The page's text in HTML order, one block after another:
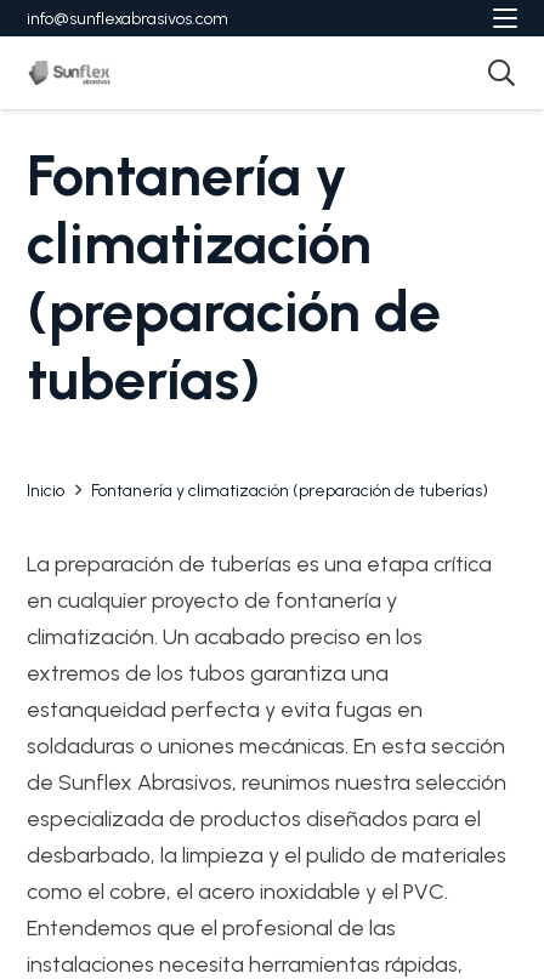
info@sunflexabrasivos.com
Fontanería y
climatización
(preparación de
tuberías)
Inicio Fontanería y climatización (preparación de tuberías)
La preparación de tuberías es una etapa crítica
en cualquier proyecto de fontanería y
climatización. Un acabado preciso en los
extremos de los tubos garantiza una
estanqueidad perfecta y evita fugas en
soldaduras o uniones mecánicas. En esta sección
de Sunflex Abrasivos, reunimos nuestra selección
especializada de productos diseñados para el
desbarbado, la limpieza y el pulido de materiales
como el cobre, el acero inoxidable y el PVC.
Entendemos que el profesional de las
instalaciones necesita herramientas rápidas,